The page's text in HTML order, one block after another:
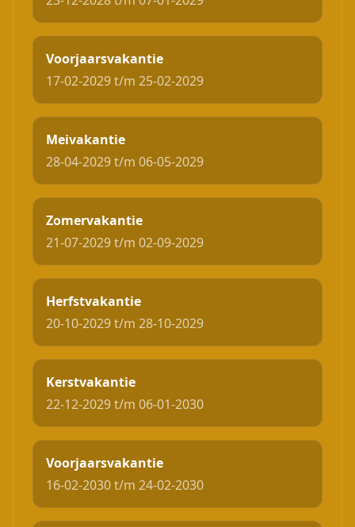
Voorjaarsvakantie
17-02-2029 t/m 25-02-2029
Meivakantie
28-04-2029 t/m 06-05-2029
Zomervakantie
21-07-2029 t/m 02-09-2029
Herfstvakantie
20-10-2029 t/m 28-10-2029
Kerstvakantie
22-12-2029 t/m 06-01-2030
Voorjaarsvakantie
16-02-2030 t/m 24-02-2030